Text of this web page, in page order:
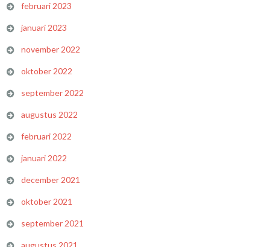
februari 2023
januari 2023
november 2022
oktober 2022
september 2022
augustus 2022
februari 2022
januari 2022
december 2021
oktober 2021
september 2021
augustus 2021